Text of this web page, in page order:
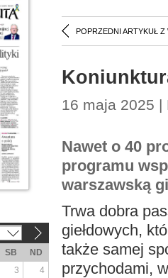
POPRZEDNI ARTYKUŁ Z
16 maja 2025 |
Nawet o 40
programu
warszawską
Trwa dobra
giełdowych,
także samej
przychodami,
SB
ND
3
4